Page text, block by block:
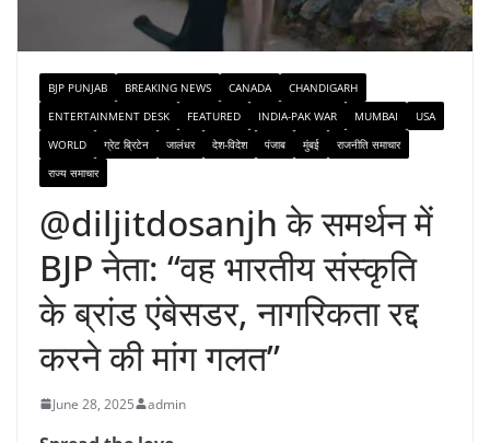
BJP PUNJAB BREAKING NEWS CANADA
CHANDIGARH
ENTERTAINMENT DESK
FEATURED INDIA-PAK WAR MUMBAI
USA
WORLD
ग्रेट ब्रिटेन जालंधर देश-विदेश पंजाब मुंबई
राजनीति समाचार
राज्य समाचार
@diljitdosanjh के समर्थन में
BJP नेता: “वह भारतीय संस्कृति
के ब्रांड एंबेसडर, नागरिकता रद्द
करने की मांग गलत”
June 28, 2025 admin